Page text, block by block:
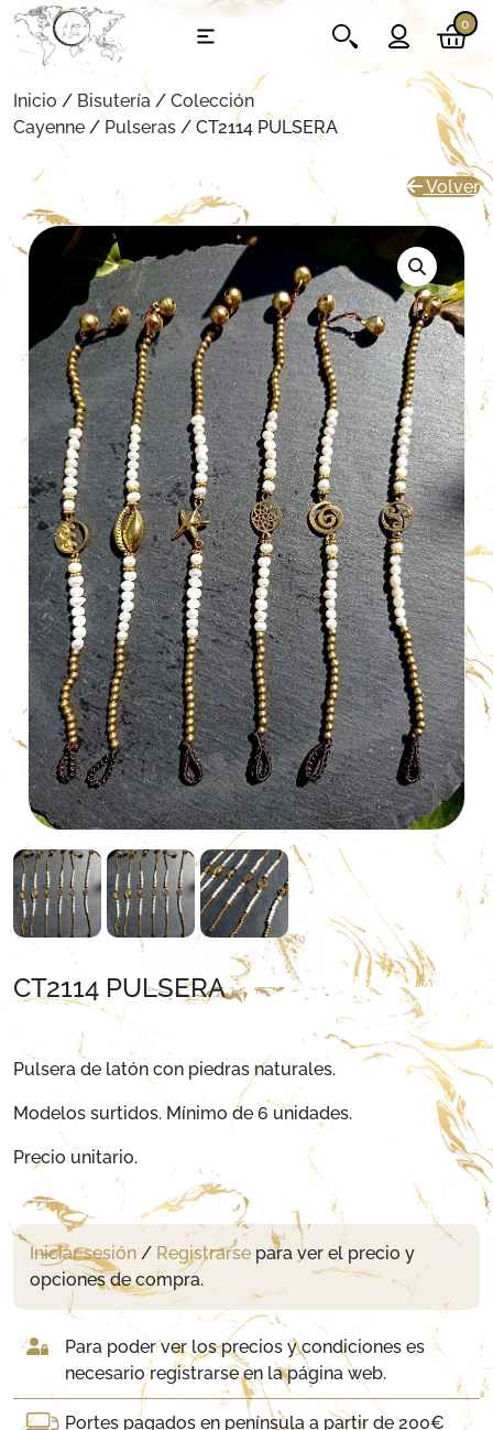
0
Inicio / Bisutería/ Colección
Cayenne / Pulseras / CT2114 PULSERA
Volver
CT2114 PULSERA
Pulsera de latón con piedras naturales.
Modelos surtidos. Mínimo de 6 unidades.
Precio unitario.
Iniciar sesión / Registrarse para ver el precio y
opciones de compra.
Para poder ver los precios y condiciones es
necesario registrarse en la página web.
Portes pagados en península a partir de 200€